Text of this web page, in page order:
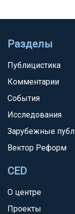
Разделы
Публицистика
Комментарии
События
Исследования
Зарубежные
Вектор Реформ
CED
О центре
Проекты